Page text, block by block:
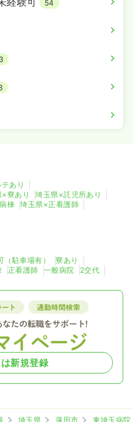
54
あり
寮あり
埼玉県×託児所あり
棟
埼玉県×正看護師
（駐車場有）
寮あり
正看護師 一般病院 2交代
新規登録
埼玉県 蓮田市
東埼玉病院